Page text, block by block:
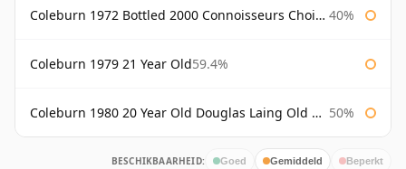
Coleburn 1972 Bottled 2000 Connoisseurs Choice Gordon & Macphail 40%
Coleburn 1979 21 Year Old59.4%
Coleburn 1980 20 Year Old Douglas Laing Old Malt Cask 50%
BESCHIKBAARHEID: Goed Gemiddeld Beperkt